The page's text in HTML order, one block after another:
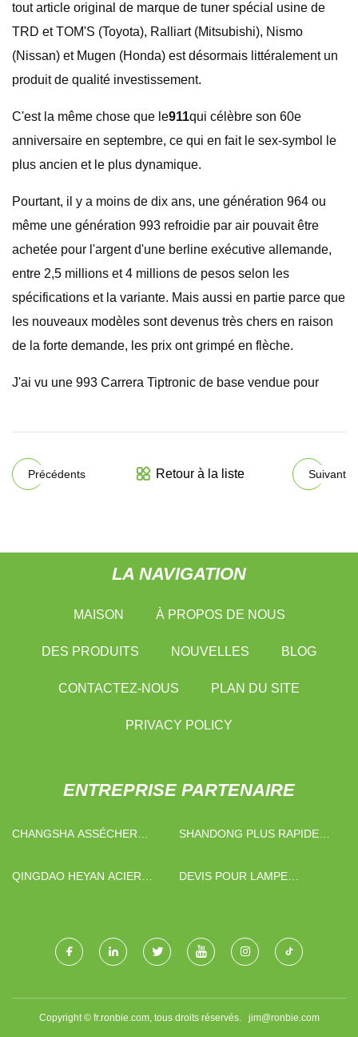
tout article original de marque de tuner spécial usine de
TRD et TOM'S (Toyota), Ralliart (Mitsubishi), Nismo
(Nissan) et Mugen (Honda) est désormais littéralement un
produit de qualité investissement.
C'est la même chose que le911qui célèbre son 60e
anniversaire en septembre, ce qui en fait le sex-symbol le
plus ancien et le plus dynamique.
Pourtant, il y a moins de dix ans, une génération 964 ou
même une génération 993 refroidie par air pouvait être
achetée pour l'argent d'une berline exécutive allemande,
entre 2,5 millions et 4 millions de pesos selon les
spécifications et la variante. Mais aussi en partie parce que
les nouveaux modèles sont devenus très chers en raison
de la forte demande, les prix ont grimpé en flèche.
J'ai vu une 993 Carrera Tiptronic de base vendue pour
Précédents Retour à la liste Suivant
LA NAVIGATION
MAISON À PROPOS DE NOUS
DES PRODUITS NOUVELLES BLOG
CONTACTEZ-NOUS PLAN DU SITE
PRIVACY POLICY
ENTREPRISE PARTENAIRE
CHANGSHA ASSÉCHER
TECHNOLOGIE CIE, LTD.
SHANDONG PLUS RAPIDE
QINGDAO HEYAN ACIER
DEVIS POUR LAMPE
Copyright © fr.ronbie.com, tous droits réservés. jim@ronbie.com